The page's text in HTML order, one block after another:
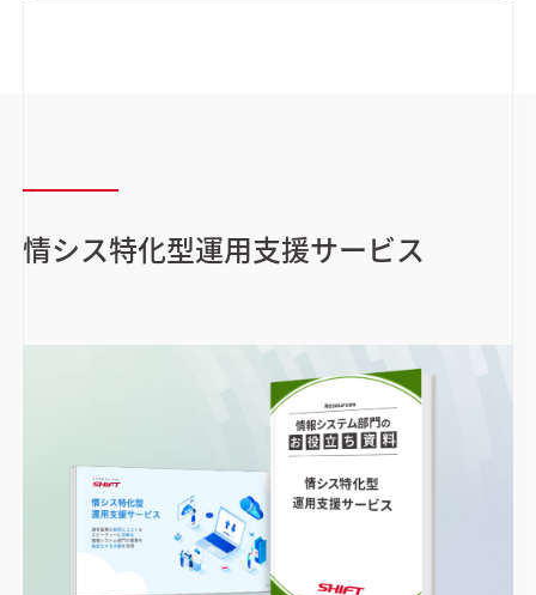
情シス特化型運用支援サービス